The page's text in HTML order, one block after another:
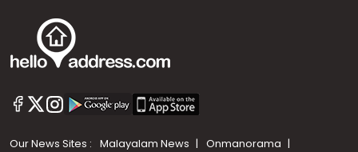
Our News Sites : Malayalam News
Onmanorama